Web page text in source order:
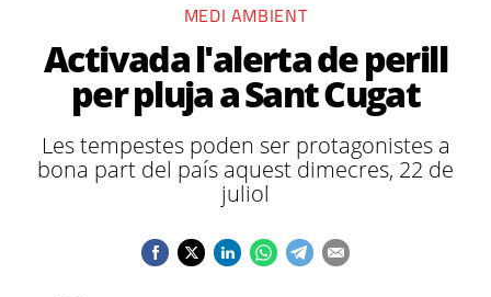
MEDI AMBIENT
Activada l'alerta de perill
per pluja a Sant Cugat
Les tempestes poden ser protagonistes a
bona part del país aquest dimecres, 22 de
juliol